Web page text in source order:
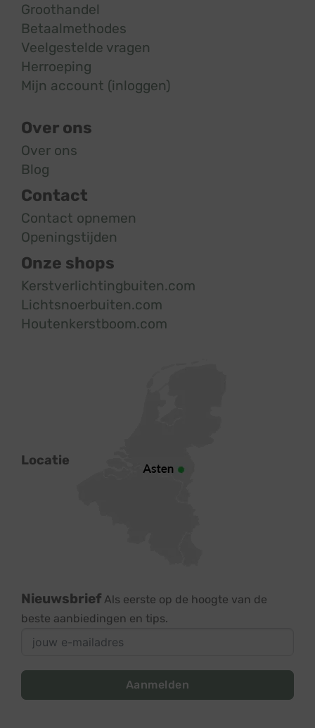
Groothandel
Betaalmethodes
Veelgestelde vragen
Herroeping
Mijn account (inloggen)
Over ons
Over ons
Blog
Contact
Contact opnemen
Openingstijden
Onze shops
Kerstverlichtingbuiten.com
Lichtsnoerbuiten.com
Houtenkerstboom.com
Locatie
Nieuwsbrief Als eerste op de hoogte van de
beste aanbiedingen en tips.
Aanmelden